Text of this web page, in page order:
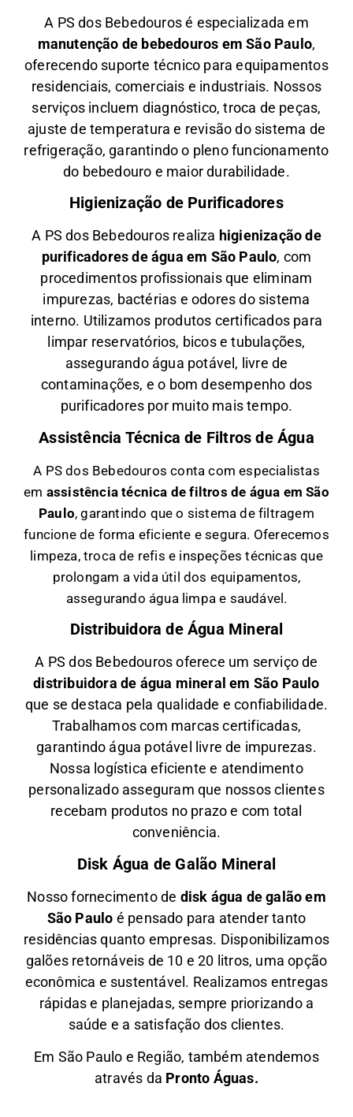
A PS dos Bebedouros é especializada em
manutenção de bebedouros em São Paulo,
oferecendo suporte técnico para equipamentos
residenciais, comerciais e industriais. Nossos
serviços incluem diagnóstico, troca de peças,
ajuste de temperatura e revisão do sistema de
refrigeração, garantindo o pleno funcionamento
do bebedouro e maior durabilidade.
Higienização de Purificadores
A PS dos Bebedouros realiza higienização de
purificadores de água em São Paulo, com
procedimentos profissionais que eliminam
impurezas, bactérias e odores do sistema
interno. Utilizamos produtos certificados para
limpar reservatórios, bicos e tubulações,
assegurando água potável, livre de
contaminações, e o bom desempenho dos
purificadores por muito mais tempo.
Assistência Técnica de Filtros de Água
A PS dos Bebedouros conta com especialistas
em assistência técnica de filtros de água em São
Paulo, garantindo que o sistema de filtragem
funcione de forma eficiente e segura. Oferecemos
limpeza, troca de refis e inspeções técnicas que
prolongam a vida útil dos equipamentos,
assegurando água limpa e saudável.
Distribuidora de Água Mineral
A PS dos Bebedouros oferece um serviço de
distribuidora de água mineral em São Paulo
que se destaca pela qualidade e confiabilidade.
Trabalhamos com marcas certificadas,
garantindo água potável livre de impurezas.
Nossa logística eficiente e atendimento
personalizado asseguram que nossos clientes
recebam produtos no prazo e com total
conveniência.
Disk Água de Galão Mineral
Nosso fornecimento de disk água de galão em
São Paulo é pensado para atender tanto
residências quanto empresas. Disponibilizamos
galões retornáveis de 10 e 20 litros, uma opção
econômica e sustentável. Realizamos entregas
rápidas e planejadas, sempre priorizando a
saúde e a satisfação dos clientes.
Em São Paulo e Região, também atendemos
através da Pronto Águas.